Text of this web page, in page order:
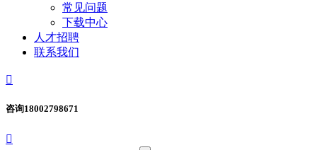
常见问题
下载中心
人才招聘
联系我们

咨询18002798671
